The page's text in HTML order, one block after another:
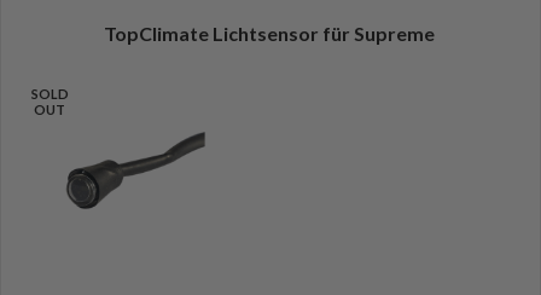
TopClimate Lichtsensor für Supreme
SOLD
OUT